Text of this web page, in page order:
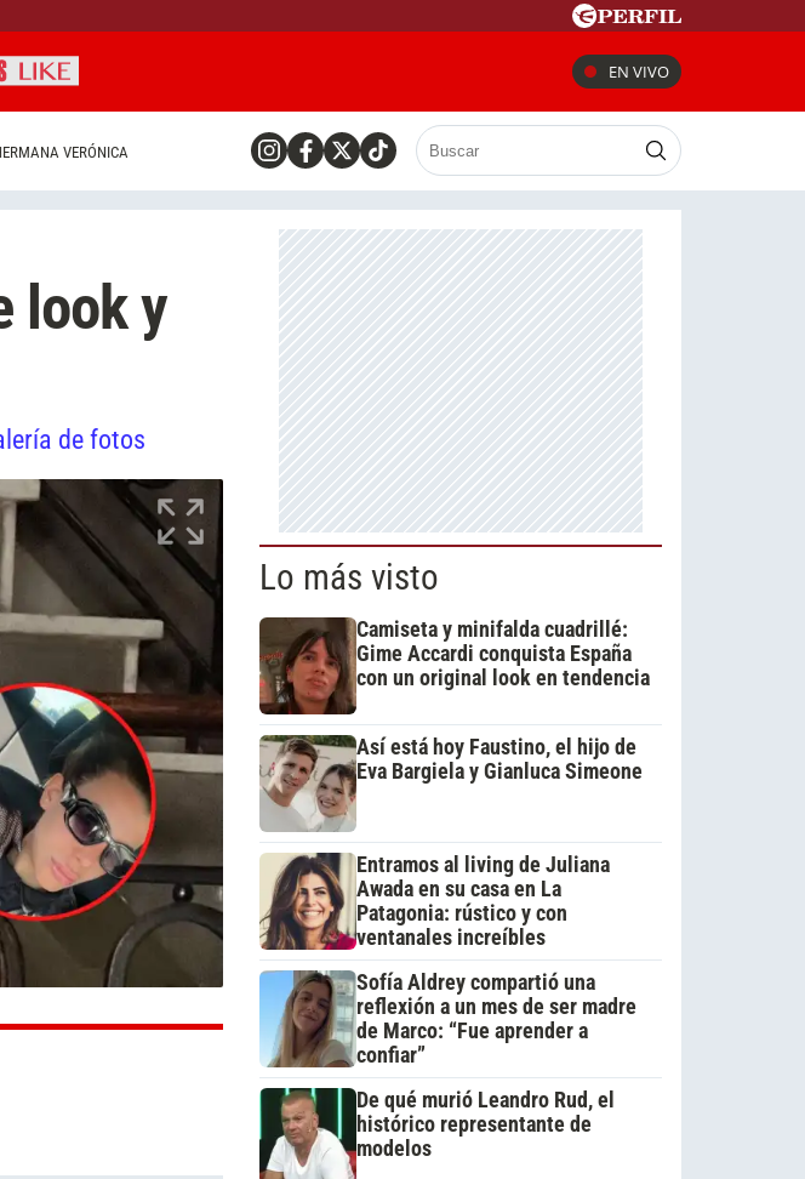
EN VIVO
VERÓNICA
look y
de fotos
Lo más visto
Camiseta y minifalda cuadrillé:
Gime Accardi conquista España
con un original look en tendencia
Así está hoy Faustino, el hijo de
Eva Bargiela y Gianluca Simeone
Entramos al living de Juliana
Awada en su casa en La
Patagonia: rústico y con
ventanales increíbles
Sofía Aldrey compartió una
reflexión a un mes de ser madre
de Marco: “Fue aprender a
confiar”
De qué murió Leandro Rud, el
histórico representante de
modelos